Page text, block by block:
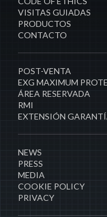
VISITAS GUIADAS
PRODUCTOS
CONTACTO
POST-VENTA
EXG MAXIMUM
ÁREA RESERVADA
RMI
EXTENSIÓN
NEWS
PRESS
MEDIA
COOKIE POLICY
PRIVACY